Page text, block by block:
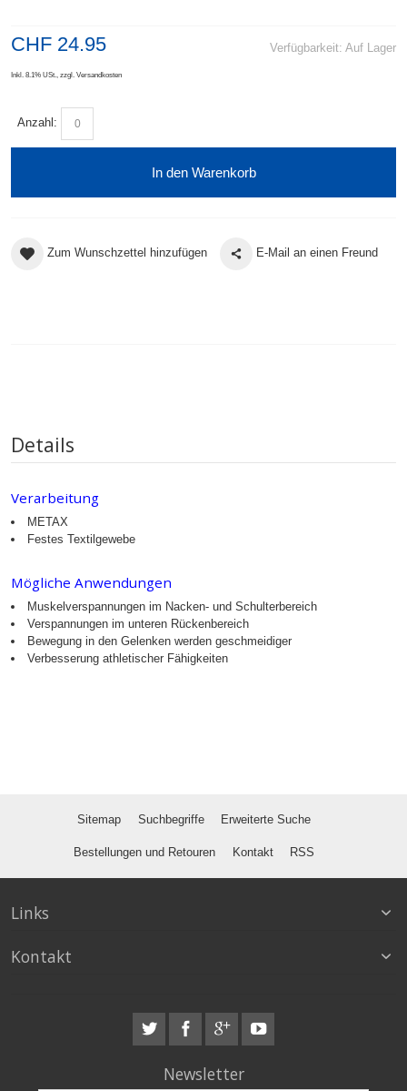
Verfügbarkeit: Auf Lager
CHF 24.95
Inkl. 8.1% USt., zzgl. Versandkosten
Anzahl:
In den Warenkorb
Zum Wunschzettel hinzufügen E-Mail an einen Freund
Details
Verarbeitung
METAX
Festes Textilgewebe
Mögliche Anwendungen
Muskelverspannungen im Nacken- und Schulterbereich
Verspannungen im unteren Rückenbereich
Bewegung in den Gelenken werden geschmeidiger
Verbesserung athletischer Fähigkeiten
Sitemap Suchbegriffe Erweiterte Suche
Bestellungen und Retouren Kontakt RSS
Links
Kontakt
Newsletter